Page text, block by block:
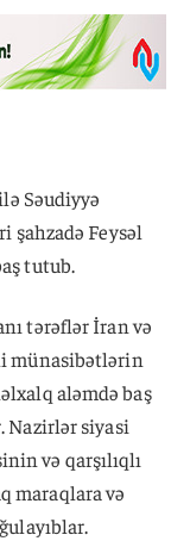
Səudiyyə
şahzadə Feysəl
tutub.
tərəflər İran və
münasibətlərin
aləmdə baş
Nazirlər siyasi
və qarşılıqlı
maraqlara və